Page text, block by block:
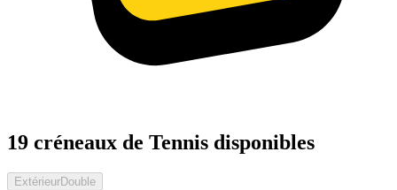
19 créneaux de Tennis disponibles
ExtérieurDouble